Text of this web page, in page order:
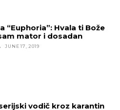
“Euphoria”: Hvala ti Bože
mator i dosadan
JUNE 17, 2019
vodič kroz karantin